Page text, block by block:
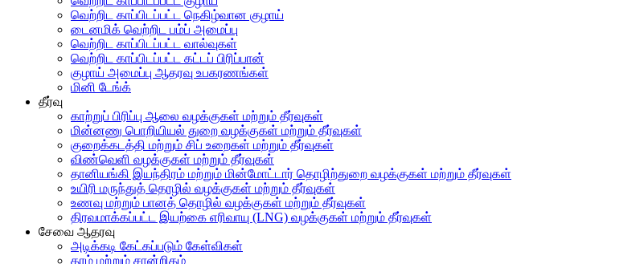
வெற்றிட காப்பிடப்பட்ட நெகிழ்வான குழாய்
டைனமிக் வெற்றிட பம்ப் அமைப்பு
வெற்றிட காப்பிடப்பட்ட வால்வுகள்
வெற்றிட காப்பிடப்பட்ட கட்டப் பிரிப்பான்
குழாய் அமைப்பு ஆதரவு உபகரணங்கள்
மினி டேங்க்
தீர்வு
காற்றுப் பிரிப்பு ஆலை வழக்குகள் மற்றும் தீர்வுகள்
மின்னணு பொறியியல் துறை வழக்குகள் மற்றும் தீர்வுகள்
குறைக்கடத்தி மற்றும் சிப் உறைகள் மற்றும் தீர்வுகள்
விண்வெளி வழக்குகள் மற்றும் தீர்வுகள்
தானியங்கி இயந்திரம் மற்றும் மின்மோட்டார் தொழிற்துறை வழக்குகள் மற்றும் தீர்வுகள்
உயிரி மருந்துத் தொழில் வழக்குகள் மற்றும் தீர்வுகள்
உணவு மற்றும் பானத் தொழில் வழக்குகள் மற்றும் தீர்வுகள்
திரவமாக்கப்பட்ட இயற்கை எரிவாயு (LNG) வழக்குகள் மற்றும் தீர்வுகள்
சேவை ஆதரவு
அடிக்கடி கேட்கப்படும் கேள்விகள்
தரம் மற்றும் சான்றிதழ்